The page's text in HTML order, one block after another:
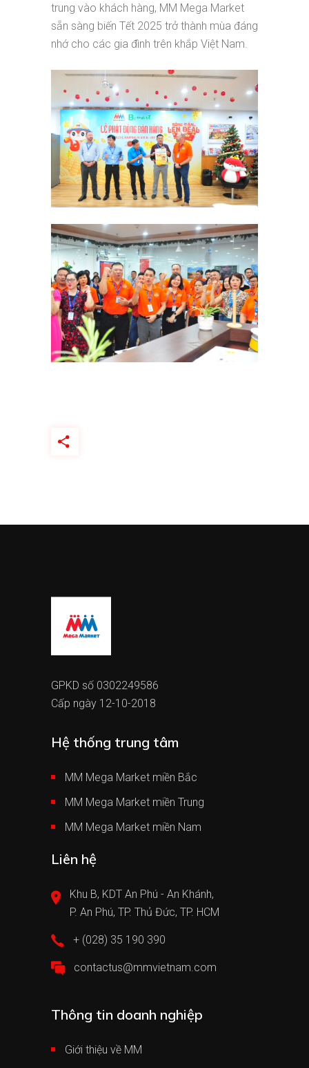
trung vào khách hàng, MM Mega Market
sẵn sàng biến Tết 2025 trở thành mùa đáng
nhớ cho các gia đình trên khắp Việt Nam.
GPKD số 0302249586
Cấp ngày 12-10-2018
Hệ thống trung tâm
MM Mega Market miền Bắc
MM Mega Market miền Trung
MM Mega Market miền Nam
Liên hệ
Khu B, KDT An Phú - An Khánh,
P. An Phú, TP. Thủ Đức, TP. HCM
+ (028) 35 190 390
contactus@mmvietnam.com
Thông tin doanh nghiệp
Giới thiệu về MM